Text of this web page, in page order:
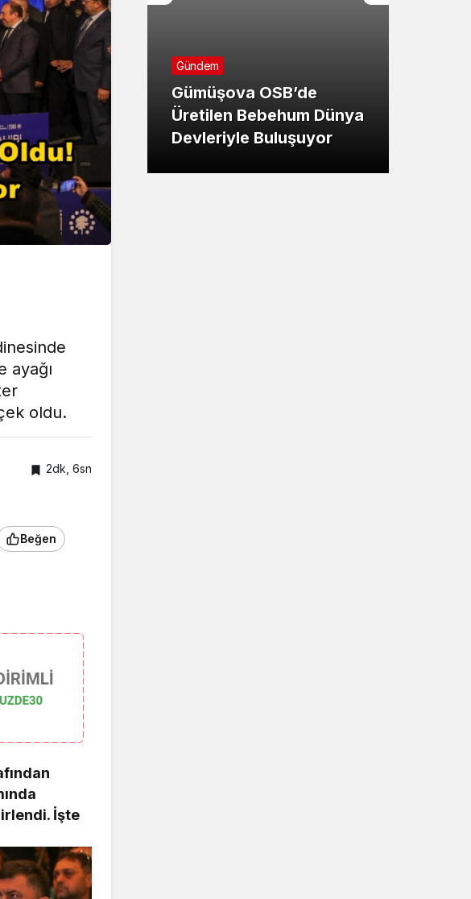
ayağı
oldu.
2dk, 6sn
Beğen
İşte
Gündem
Gümüşova OSB’de
Üretilen Bebehum Dünya
Devleriyle Buluşuyor
TMO Fındık Fiyatını
Açıkladı: Fındık
Hayal Kırıklığı Yaşadı